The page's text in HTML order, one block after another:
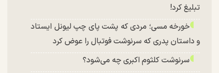
تبلیغ کرد!
خورخه مسی؛ مردی که پشت پای چپ لیونل ایستاد
و داستان پدری که سرنوشت فوتبال را عوض کرد
سرنوشت کلثوم اکبری چه می‌شود؟